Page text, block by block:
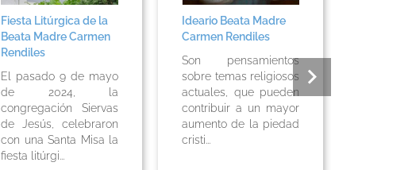
Fiesta Litúrgica de la
Beata Madre Carmen
Rendiles
El pasado 9 de mayo
de 2024, la
congregación Siervas
de Jesús, celebraron
con una Santa Misa la
fiesta litúrgi...
Ideario Beata Madre
Carmen Rendiles
Son pensamientos
sobre temas religiosos
actuales, que pueden
contribuir a un mayor
aumento de la piedad
cristi...